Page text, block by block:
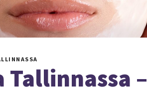
–